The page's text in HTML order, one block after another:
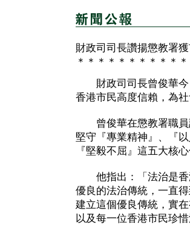
財政司司長讚揚懲教署
＊＊＊＊＊＊＊＊＊＊
財政司司長曾俊華今
香港市民高度信賴，為
曾俊華在懲教署職員
堅守『專業精神』、『
『堅毅不屈』這五大核
他指出：「法治是香
優良的法治傳統，一直
建立這個優良傳統，實
以及每一位香港市民珍